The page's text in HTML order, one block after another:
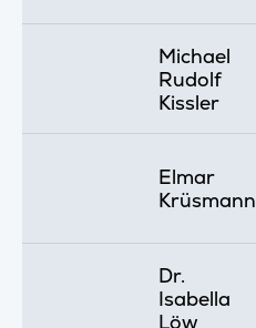
Michael
Rudolf
Kissler
Elmar
Krüsmann
Dr.
Isabella
Löw